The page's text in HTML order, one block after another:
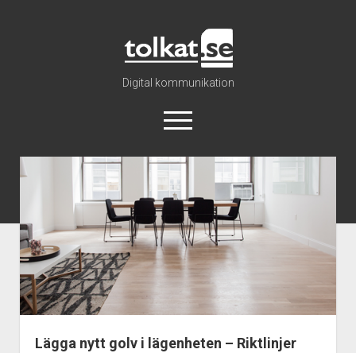
Tolkat
Digital kommunikation
öppna
meny
Nyhetsarkiv
Katalog
Om oss
Info
Lägga nytt golv i lägenheten – Riktlinjer